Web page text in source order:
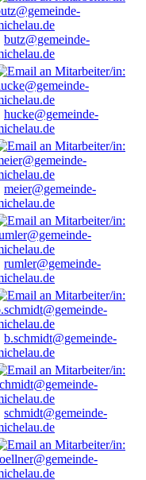
butz@gemeinde-
hucke@gemeinde-
meier@gemeinde-
rumler@gemeinde-
b.schmidt@gemeinde-
schmidt@gemeinde-